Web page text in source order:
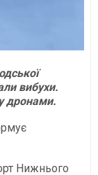
вибухи.
дронами.
Нижнього